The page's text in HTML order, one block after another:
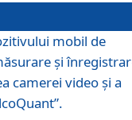
mobil de
și
camerei video și a